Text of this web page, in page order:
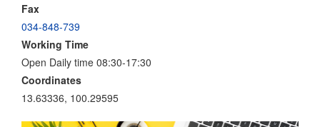
Fax
034-848-739
Working Time
Open Daily time 08:30-17:30
Coordinates
13.63336, 100.29595